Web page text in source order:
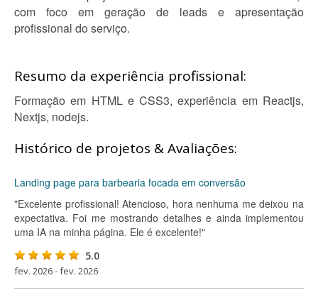
com foco em geração de leads e apresentação
profissional do serviço.
Resumo da experiência profissional:
Formação em HTML e CSS3, experiência em Reactjs,
Nextjs, nodejs.
Histórico de projetos & Avaliações:
Landing page para barbearia focada em conversão
"Excelente profissional! Atencioso, hora nenhuma me deixou na
expectativa. Foi me mostrando detalhes e ainda implementou
uma IA na minha página. Ele é excelente!"
5.0
fev. 2026 - fev. 2026